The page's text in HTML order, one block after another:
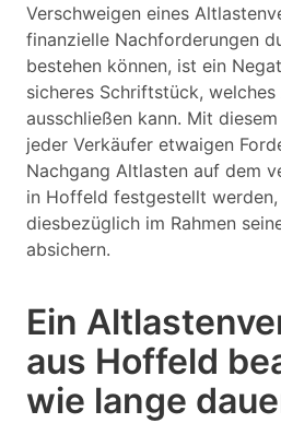
Verschweigen eines
finanzielle Nachforderungen
bestehen können, ist ein
sicheres Schriftstück,
ausschließen kann. Mit
jeder Verkäufer etwaigen
Nachgang Altlasten auf dem
in Hoffeld festgestellt
diesbezüglich im Rahmen
absichern.
Ein
aus Hoffeld
wie lange